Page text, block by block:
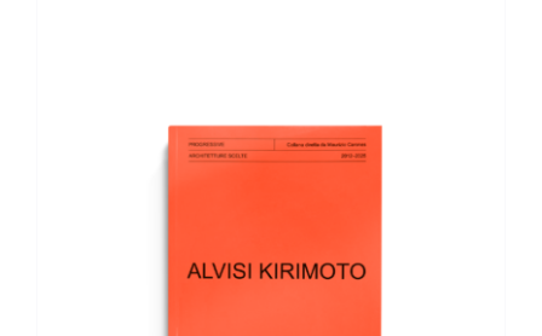
AGGIUNGI AL CARRELLO / DETTAGLI